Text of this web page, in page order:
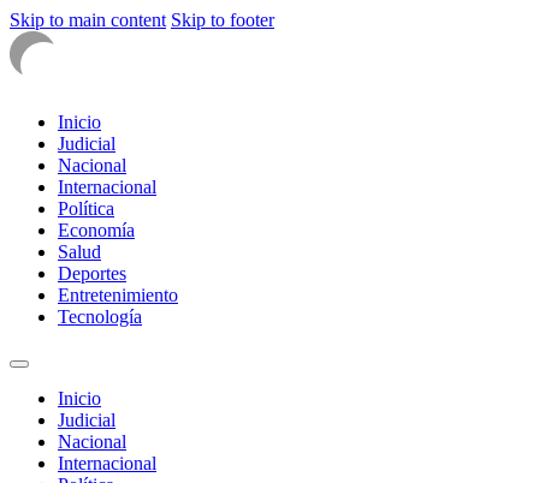
Skip to main content Skip to footer
Inicio
Judicial
Nacional
Internacional
Política
Economía
Salud
Deportes
Entretenimiento
Tecnología
Inicio
Judicial
Nacional
Internacional